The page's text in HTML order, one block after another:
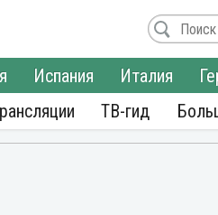
Испания Италия
ТВ-гид